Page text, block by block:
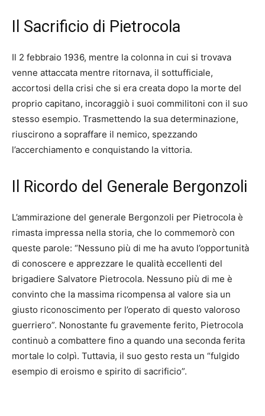
Il Sacrificio di Pietrocola
Il 2 febbraio 1936, mentre la colonna in cui si trovava
venne attaccata mentre ritornava, il sottufficiale,
accortosi della crisi che si era creata dopo la morte del
proprio capitano, incoraggiò i suoi commilitoni con il suo
stesso esempio. Trasmettendo la sua determinazione,
riuscirono a sopraffare il nemico, spezzando
l’accerchiamento e conquistando la vittoria.
Il Ricordo del Generale Bergonzoli
L’ammirazione del generale Bergonzoli per Pietrocola è
rimasta impressa nella storia, che lo commemorò con
queste parole: “Nessuno più di me ha avuto l’opportunità
di conoscere e apprezzare le qualità eccellenti del
brigadiere Salvatore Pietrocola. Nessuno più di me è
convinto che la massima ricompensa al valore sia un
giusto riconoscimento per l’operato di questo valoroso
guerriero”. Nonostante fu gravemente ferito, Pietrocola
continuò a combattere fino a quando una seconda ferita
mortale lo colpì. Tuttavia, il suo gesto resta un “fulgido
esempio di eroismo e spirito di sacrificio”.